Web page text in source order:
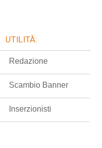
UTILITÀ:
Redazione
Scambio Banner
Inserzionisti